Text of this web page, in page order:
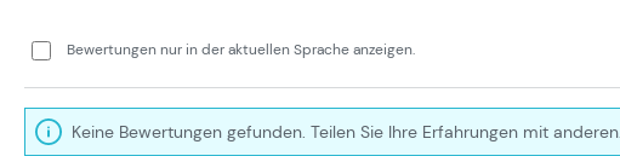
Bewertungen nur in der aktuellen Sprache anzeigen.
Keine Bewertungen gefunden. Teilen Sie Ihre Erfahrungen mit anderen.